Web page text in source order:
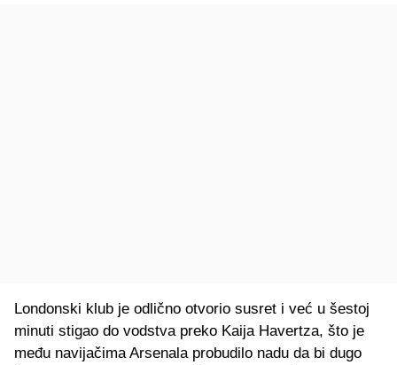
Londonski klub je odlično otvorio susret i već u šestoj
minuti stigao do vodstva preko Kaija Havertza, što je
među navijačima Arsenala probudilo nadu da bi dugo